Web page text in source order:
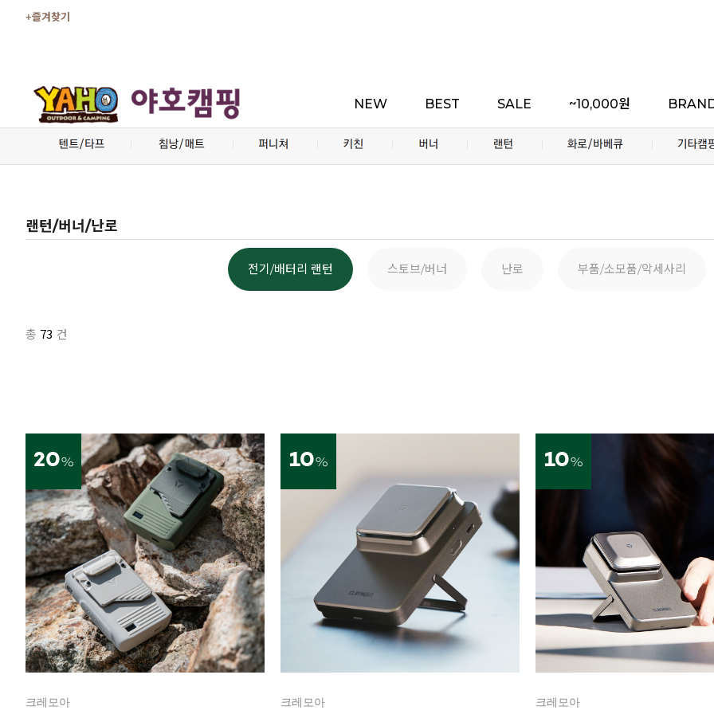
+즐겨찾기
NEW BEST SALE ~10,000원
랜턴/버너/난로
전기/배터리 랜턴 스토브/버너 난로 부품/소모품/악세사리
총 73 건
20%
크레모아
10%
크레모아
10%
크레모아